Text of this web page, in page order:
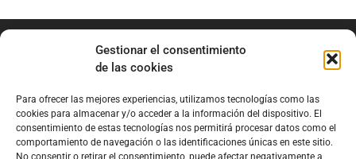
Gestionar el consentimiento
de las cookies
Para ofrecer las mejores experiencias, utilizamos tecnologías como las
cookies para almacenar y/o acceder a la información del dispositivo. El
consentimiento de estas tecnologías nos permitirá procesar datos como el
comportamiento de navegación o las identificaciones únicas en este sitio.
No consentir o retirar el consentimiento, puede afectar negativamente a
info@marianobraga.com
BRAGA Academia
Podcast